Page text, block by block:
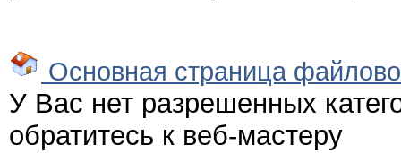
Основная страница
У Вас нет разрешенных
обратитесь к веб-мастеру